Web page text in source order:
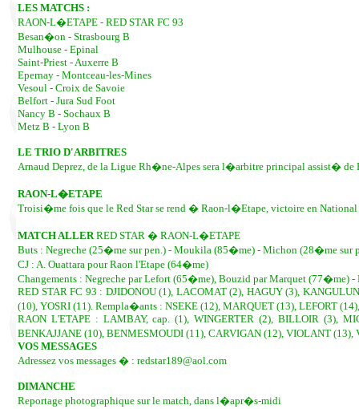
LES MATCHS :
RAON-L�ETAPE - RED STAR FC 93
Besan�on - Strasbourg B
Mulhouse - Epinal
Saint-Priest - Auxerre B
Epernay - Montceau-les-Mines
Vesoul - Croix de Savoie
Belfort - Jura Sud Foot
Nancy B - Sochaux B
Metz B - Lyon B
LE TRIO D'ARBITRES
Arnaud Deprez, de la Ligue Rh�ne-Alpes sera l�arbitre principal assist�
RAON-L�ETAPE
Troisi�me fois que le Red Star se rend � Raon-l�Etape, victoire en National
MATCH ALLER RED STAR � RAON-L�ETAPE
Buts : Negreche (25�me sur pen.) - Moukila (85�me) - Michon (28�me sur
CJ : A. Ouattara pour Raon l'Etape (64�me)
Changements : Negreche par Lefort (65�me), Bouzid par Marquet (77�me)
RED STAR FC 93 : DJIDONOU (1), LACOMAT (2), HAGUY (3),
(10), YOSRI (11). Rempla�ants : NSEKE (12), MARQUET (13), LEFORT
RAON L'ETAPE : LAMBAY, cap. (1), WINGERTER (2), BILLOIR (3),
BENKAJJANE (10), BENMESMOUDI (11), CARVIGAN (12), VIOLANT
VOS MESSAGES
Adressez vos messages � : redstar189@aol.com
DIMANCHE
Reportage photographique sur le match, dans l�apr�s-midi